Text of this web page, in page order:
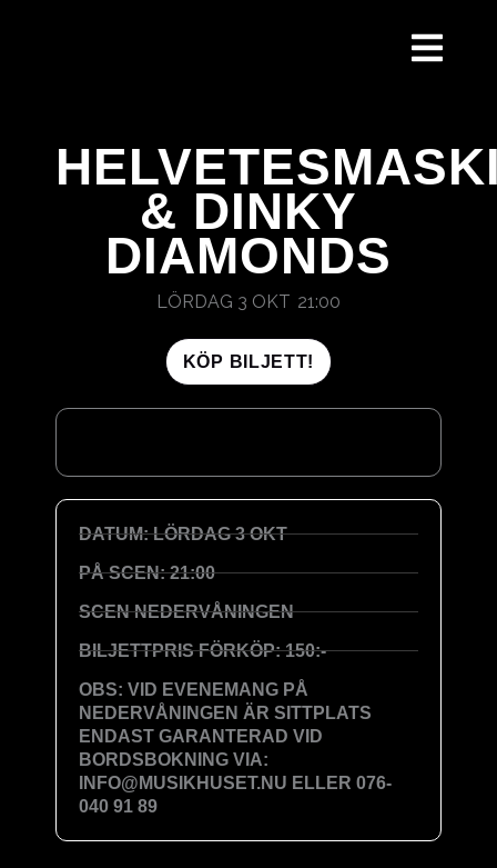
INNEHÅLL
& DINKY
DIAMONDS
LÖRDAG 3 OKT 21:00
KÖP BILJETT!
DATUM: LÖRDAG 3 OKT
PÅ SCEN: 21:00
SCEN NEDERVÅNINGEN
BILJETTPRIS FÖRKÖP: 150:-
OBS: VID EVENEMANG PÅ
NEDERVÅNINGEN ÄR SITTPLATS
ENDAST GARANTERAD VID
BORDSBOKNING VIA:
INFO@MUSIKHUSET.NU ELLER 076-
040 91 89